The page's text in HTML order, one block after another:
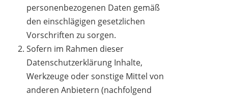
personenbezogenen Daten gemäß
den einschlägigen gesetzlichen
Vorschriften zu sorgen.
Sofern im Rahmen dieser
Datenschutzerklärung Inhalte,
Werkzeuge oder sonstige Mittel von
anderen Anbietern (nachfolgend